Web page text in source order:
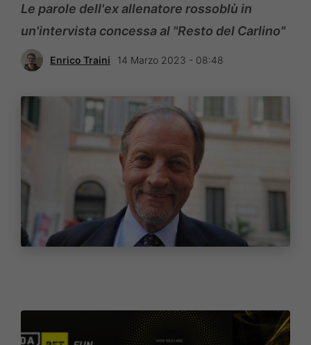
Le parole dell'ex allenatore rossoblù in
un'intervista concessa al "Resto del Carlino"
Enrico Traini 14 Marzo 2023 - 08:48